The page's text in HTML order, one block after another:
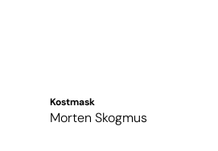
Kostmask
Morten Skogmus